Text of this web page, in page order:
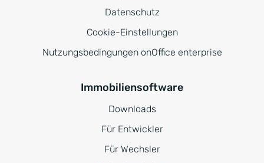
Datenschutz
Cookie-Einstellungen
Nutzungsbedingungen onOffice enterprise
Immobiliensoftware
Downloads
Für Entwickler
Für Wechsler